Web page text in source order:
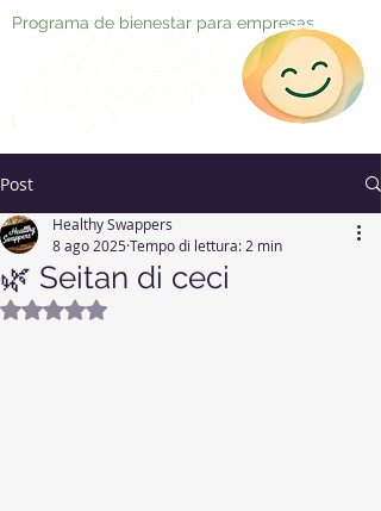
Programa de bienestar para empresas
Post
🌿 Seitan di ceci
Healthy Swappers
8 ago 2025Tempo di lettura: 2 min
Valutazione NaN stelle su 5.